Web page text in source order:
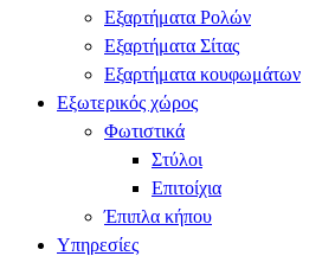
Εξαρτήματα Ρολών
Εξαρτήματα Σίτας
Εξαρτήματα κουφωμάτων
Εξωτερικός χώρος
Φωτιστικά
Στύλοι
Επιτοίχια
Έπιπλα κήπου
Υπηρεσίες